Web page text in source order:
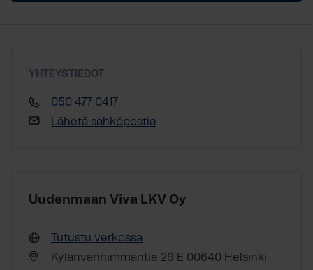
YHTEYSTIEDOT
050 477 0417
Lähetä sähköpostia
Uudenmaan Viva LKV Oy
Tutustu verkossa
Kylänvanhimmantie 29 E 00640 Helsinki